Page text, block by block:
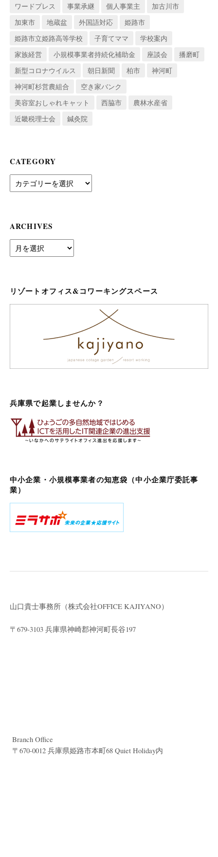
ワードプレス
事業承継 個人事業主
加古川市
加東市
地蔵盆 外国語対応
姫路市
姫路市立姫路高等学校
子育てママ
学校案内
家族経営
小規模事業者持続化補助金 座談会
播磨町
新型コロナウイルス
朝日新聞 柏市
神河町
神河町杉営農組合
空き家バンク
美容室おしゃれキャット
西脇市
農林水産省
近畿税理士会
鍼灸院
CATEGORY
Category
ARCHIVES
archives
リゾートオフィス&コワーキングスペース
兵庫県で起業しませんか？
中小企業・小規模事業者の知恵袋（中小企業庁委託事
業）
山口貴士事務所（株式会社OFFICE KAJIYANO）
〒679-3103 兵庫県神崎郡神河町長谷197
Branch Office
〒670-0012 兵庫県姫路市本町68 Quiet Holiday内